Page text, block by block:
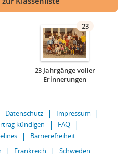
23
23 Jahrgänge voller
Erinnerungen
Datenschutz
Impressum
kündigen
FAQ
Barrierefreiheit
Frankreich Schweden